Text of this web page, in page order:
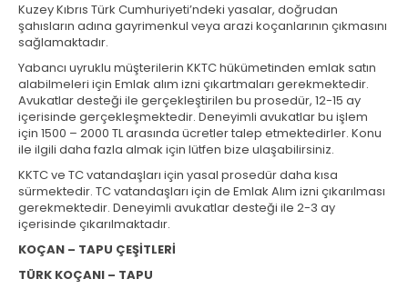
Kuzey Kıbrıs Türk Cumhuriyeti’ndeki yasalar, doğrudan
şahısların adına gayrimenkul veya arazi koçanlarının çıkmasını
sağlamaktadır.
Yabancı uyruklu müşterilerin KKTC hükümetinden emlak satın
alabilmeleri için Emlak alım izni çıkartmaları gerekmektedir.
Avukatlar desteği ile gerçekleştirilen bu prosedür, 12-15 ay
içerisinde gerçekleşmektedir. Deneyimli avukatlar bu işlem
için 1500 – 2000 TL arasında ücretler talep etmektedirler. Konu
ile ilgili daha fazla almak için lütfen bize ulaşabilirsiniz.
KKTC ve TC vatandaşları için yasal prosedür daha kısa
sürmektedir. TC vatandaşları için de Emlak Alım izni çıkarılması
gerekmektedir. Deneyimli avukatlar desteği ile 2-3 ay
içerisinde çıkarılmaktadır.
KOÇAN – TAPU ÇEŞİTLERİ
TÜRK KOÇANI – TAPU